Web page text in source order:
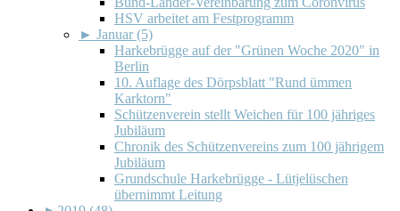
HSV arbeitet am Festprogramm
► Januar (5)
Harkebrügge auf der "Grünen Woche 2020" in
Berlin
10. Auflage des Dörpsblatt "Rund ümmen
Karktorn"
Schützenverein stellt Weichen für 100 jähriges
Jubiläum
Chronik des Schützenvereins zum 100 jährigem
Jubiläum
Grundschule Harkebrügge - Lütjelüschen
übernimmt Leitung